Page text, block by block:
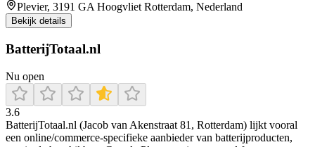
Plevier, 3191 GA Hoogvliet Rotterdam, Nederland
Bekijk details
BatterijTotaal.nl
Nu open
3.6
BatterijTotaal.nl (Jacob van Akenstraat 81, Rotterdam) lijkt vooral
een online/commerce-specifieke aanbieder van batterijproducten,